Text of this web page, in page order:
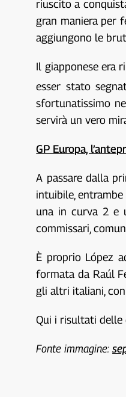
riuscito a
gran maniera per
aggiungono le
Il giapponese era
esser stato
sfortunatissimo
servirà un vero
GP Europa,
A passare dalla
intuibile,
una in curva 2 e
commissari,
È proprio López
formata da Raúl
gli altri italiani,
Qui i risultati
Fonte immagine: